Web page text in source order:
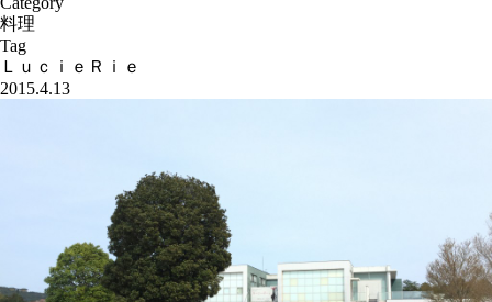
料理
Tag
ＬｕｃｉｅＲｉｅ
2015.4.13